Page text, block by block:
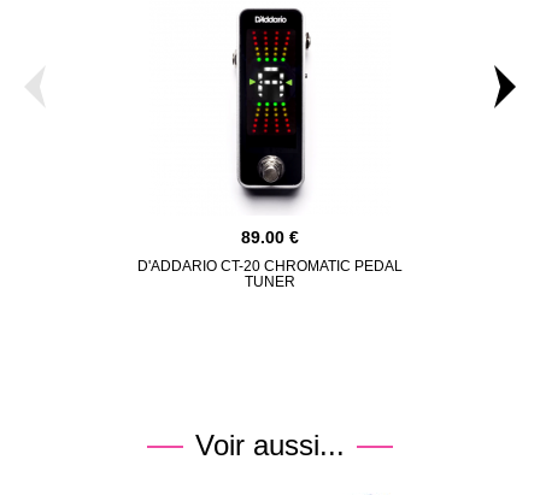
89.00
D'ADDARIO CT-20 CHROMATIC PEDAL
TUNER
Voir aussi...